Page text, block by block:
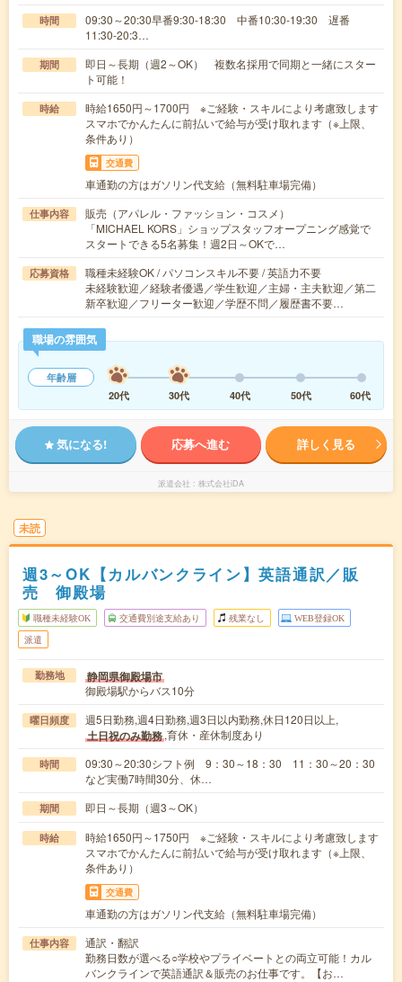
時間
09:30～20:30早番9:30-18:30 中番10:30-19:30 遅番
11:30-20:3…
期間
即日～長期（週2～OK） 複数名採用で同期と一緒にスター
ト可能！
時給
時給1650円～1700円 ※ご経験・スキルにより考慮致します
スマホでかんたんに前払いで給与が受け取れます（※上限、
条件あり）
交通費
車通勤の方はガソリン代支給（無料駐車場完備）
仕事内容
販売（アパレル・ファッション・コスメ）
「MICHAEL KORS」ショップスタッフオープニング感覚で
スタートできる5名募集！週2日～OKで…
応募資格
職種未経験OK / パソコンスキル不要 / 英語力不要
未経験歓迎／経験者優遇／学生歓迎／主婦・主夫歓迎／第二
新卒歓迎／フリーター歓迎／学歴不問／履歴書不要…
職場の雰囲気
年齢層
20代
30代 40代 50代 60代
気になる! 応募へ進む 詳しく見る
派遣会社 株式会社iDA
未読
週3～OK【カルバンクライン】英語通訳／販
売 御殿場
職種未経験OK 交通費別途支給あり 残業なし WEB登録OK
派遣
勤務地 静岡県御殿場市
御殿場駅からバス10分
曜日頻度 週5日勤務,週4日勤務,週3日以内勤務,休日120日以上,
土日祝のみ勤務,育休・産休制度あり
時間
09:30～20:30シフト例 9：30～18：30 11：30～20：30
など実働7時間30分、休…
期間 即日～長期（週3～OK）
時給
時給1650円～1750円 ※ご経験・スキルにより考慮致します
スマホでかんたんに前払いで給与が受け取れます（※上限、
条件あり）
交通費
車通勤の方はガソリン代支給（無料駐車場完備）
仕事内容
通訳・翻訳
勤務日数が選べる○学校やプライベートとの両立可能！カル
バンクラインで英語通訳＆販売のお仕事です。【お…